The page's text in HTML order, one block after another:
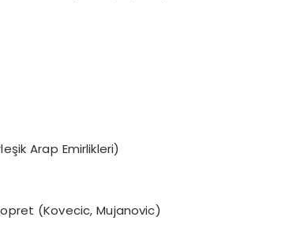
Arap Emirlikleri)
(Kovecic, Mujanovic)